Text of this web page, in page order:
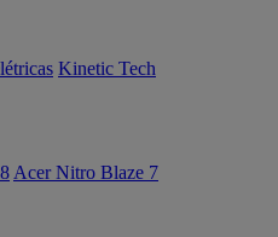
Kinetic Tech
Acer Nitro Blaze 7